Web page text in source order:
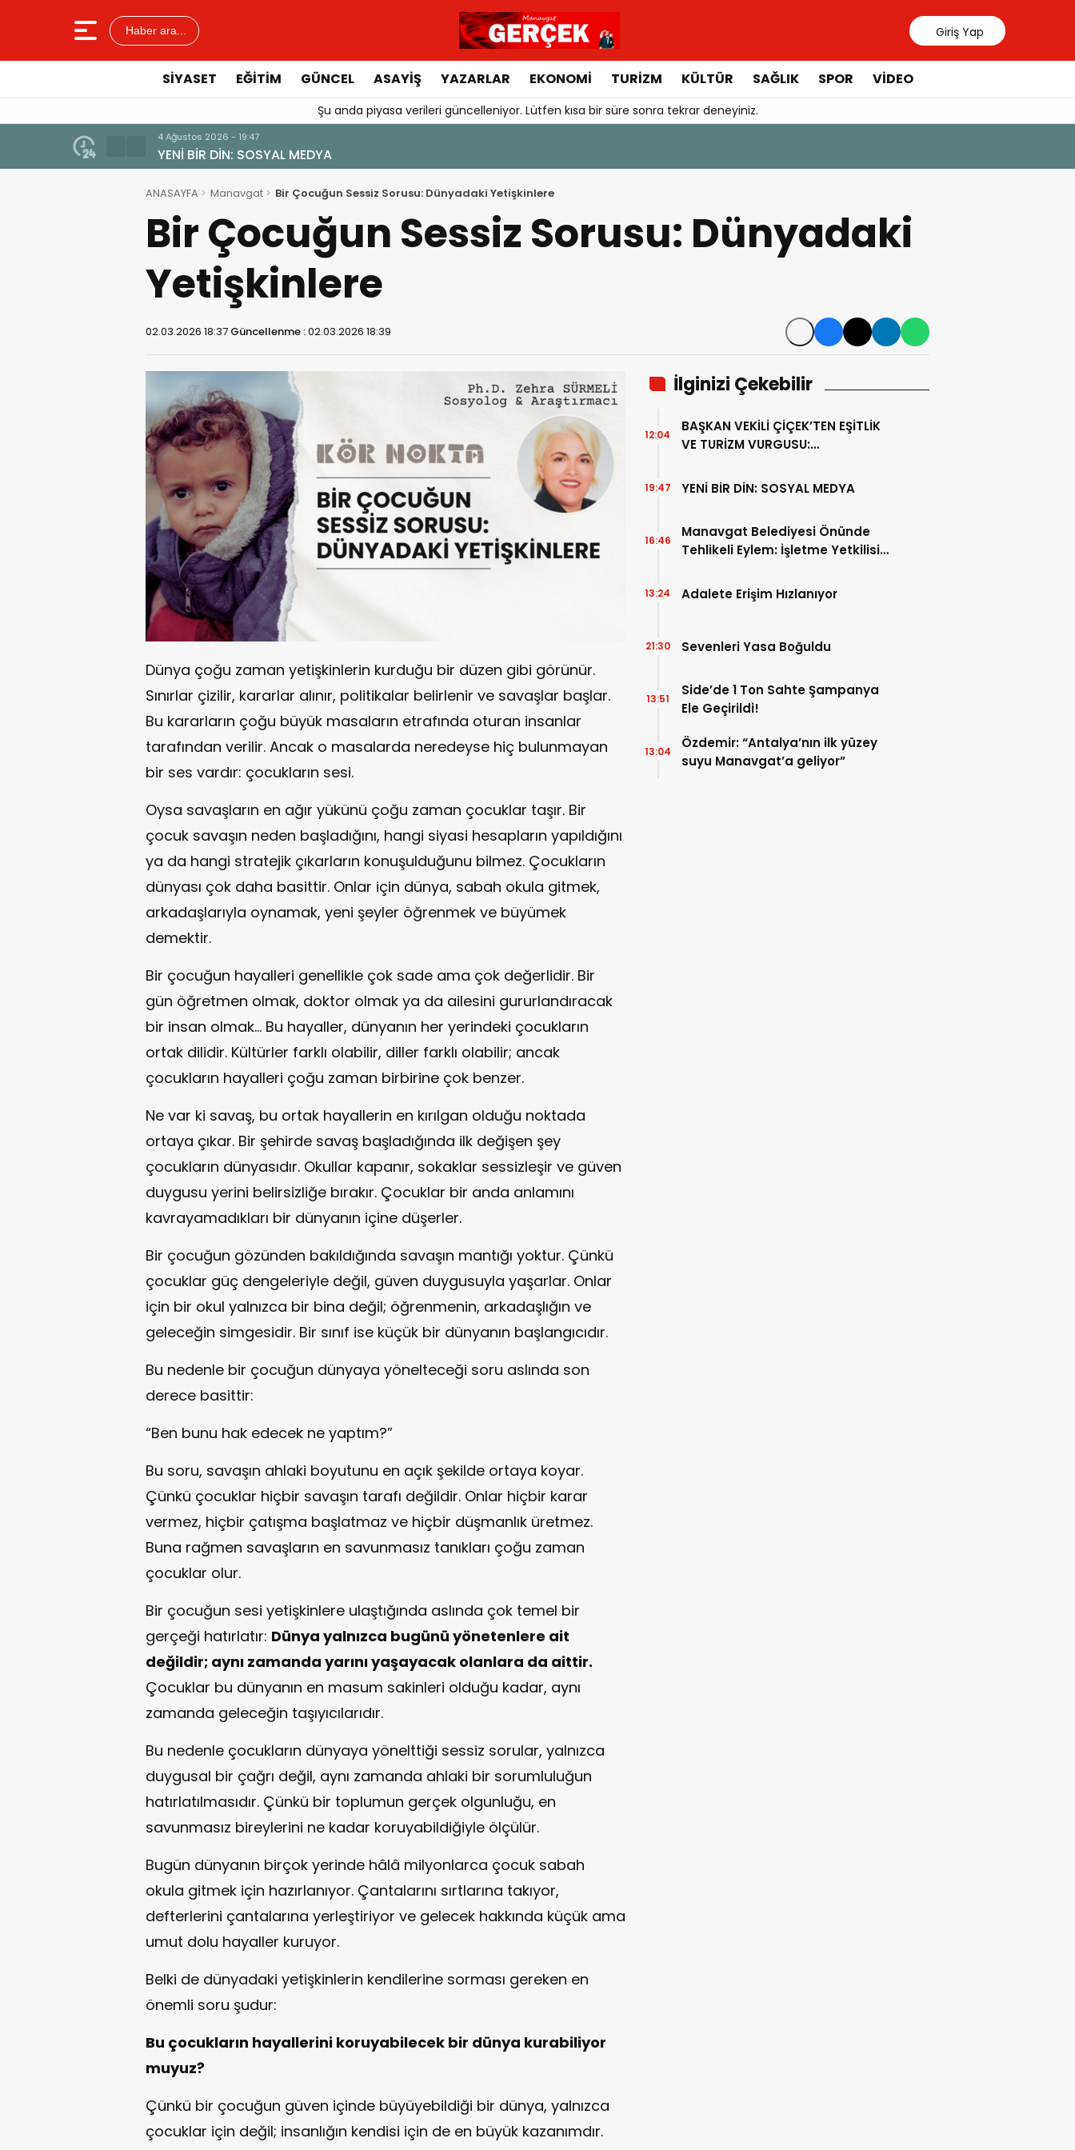
Haber ara... Giriş Yap
SIYASET EĞITIM GÜNCEL ASAYIŞ YAZARLAR EKONOMI TURIZM KÜLTÜR SAĞLIK SPOR VIDEO
Şu anda piyasa verileri güncelleniyor. Lütfen kısa bir süre sonra tekrar deneyiniz.
4 Ağustos 2026 - 19:47
YENİ BİR DİN: SOSYAL MEDYA
ANASAYFA Manavgat Bir Çocuğun Sessiz Sorusu: Dünyadaki Yetişkinlere
Bir Çocuğun Sessiz Sorusu: Dünyadaki
Yetişkinlere
02.03.2026 18:37 Güncellenme :02.03.2026 18:39
Dünya çoğu zaman yetişkinlerin kurduğu bir düzen gibi görünür.
Sınırlar çizilir, kararlar alınır, politikalar belirlenir ve savaşlar başlar.
Bu kararların çoğu büyük masaların etrafında oturan insanlar
tarafından verilir. Ancak o masalarda neredeyse hiç bulunmayan
bir ses vardır: çocukların sesi.
Oysa savaşların en ağır yükünü çoğu zaman çocuklar taşır. Bir
çocuk savaşın neden başladığını, hangi siyasi hesapların yapıldığını
ya da hangi stratejik çıkarların konuşulduğunu bilmez. Çocukların
dünyası çok daha basittir. Onlar için dünya, sabah okula gitmek,
arkadaşlarıyla oynamak, yeni şeyler öğrenmek ve büyümek
demektir.
Bir çocuğun hayalleri genellikle çok sade ama çok değerlidir. Bir
gün öğretmen olmak, doktor olmak ya da ailesini gururlandıracak
bir insan olmak… Bu hayaller, dünyanın her yerindeki çocukların
ortak dilidir. Kültürler farklı olabilir, diller farklı olabilir; ancak
çocukların hayalleri çoğu zaman birbirine çok benzer.
Ne var ki savaş, bu ortak hayallerin en kırılgan olduğu noktada
ortaya çıkar. Bir şehirde savaş başladığında ilk değişen şey
çocukların dünyasıdır. Okullar kapanır, sokaklar sessizleşir ve güven
duygusu yerini belirsizliğe bırakır. Çocuklar bir anda anlamını
kavrayamadıkları bir dünyanın içine düşerler.
Bir çocuğun gözünden bakıldığında savaşın mantığı yoktur. Çünkü
çocuklar güç dengeleriyle değil, güven duygusuyla yaşarlar. Onlar
için bir okul yalnızca bir bina değil; öğrenmenin, arkadaşlığın ve
geleceğin simgesidir. Bir sınıf ise küçük bir dünyanın başlangıcıdır.
Bu nedenle bir çocuğun dünyaya yönelteceği soru aslında son
derece basittir:
“Ben bunu hak edecek ne yaptım?”
Bu soru, savaşın ahlaki boyutunu en açık şekilde ortaya koyar.
Çünkü çocuklar hiçbir savaşın tarafı değildir. Onlar hiçbir karar
vermez, hiçbir çatışma başlatmaz ve hiçbir düşmanlık üretmez.
Buna rağmen savaşların en savunmasız tanıkları çoğu zaman
çocuklar olur.
Bir çocuğun sesi yetişkinlere ulaştığında aslında çok temel bir
gerçeği hatırlatır: Dünya yalnızca bugünü yönetenlere ait
değildir; aynı zamanda yarını yaşayacak olanlara da aittir.
Çocuklar bu dünyanın en masum sakinleri olduğu kadar, aynı
zamanda geleceğin taşıyıcılarıdır.
Bu nedenle çocukların dünyaya yönelttiği sessiz sorular, yalnızca
duygusal bir çağrı değil, aynı zamanda ahlaki bir sorumluluğun
hatırlatılmasıdır. Çünkü bir toplumun gerçek olgunluğu, en
savunmasız bireylerini ne kadar koruyabildiğiyle ölçülür.
Bugün dünyanın birçok yerinde hâlâ milyonlarca çocuk sabah
okula gitmek için hazırlanıyor. Çantalarını sırtlarına takıyor,
defterlerini çantalarına yerleştiriyor ve gelecek hakkında küçük ama
umut dolu hayaller kuruyor.
Belki de dünyadaki yetişkinlerin kendilerine sorması gereken en
önemli soru şudur:
Bu çocukların hayallerini koruyabilecek bir dünya kurabiliyor
muyuz?
Çünkü bir çocuğun güven içinde büyüyebildiği bir dünya, yalnızca
çocuklar için değil; insanlığın kendisi için de en büyük kazanımdır.
İlginizi Çekebilir
BAŞKAN VEKİLİ ÇİÇEK’TEN EŞİTLİK
VE TURİZM VURGUSU:
ZARAR VERİLMEMELİ”
12:04
YENİ BİR DİN: SOSYAL MEDYA
19:47
Manavgat Belediyesi Önünde
Tehlikeli Eylem: İşletme Yetkilisi
16:46
Adalete Erişim Hızlanıyor
13:24
Sevenleri Yasa Boğuldu
21:30
Side’de 1 Ton Sahte Şampanya
Ele Geçirildi!
13:51
Özdemir: “Antalya’nın ilk yüzey
suyu Manavgat’a geliyor”
13:04